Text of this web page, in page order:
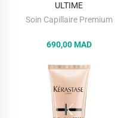
ULTIME
Soin Capillaire Premium
690,00 MAD